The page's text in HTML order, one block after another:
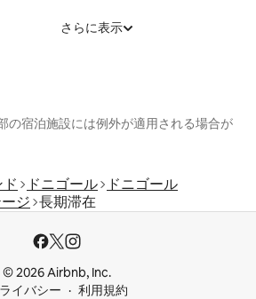
さらに表示
の宿泊施設には例外が適用される場合が
ドニゴール
ドニゴール
ジ 長期滞在
© 2026 Airbnb, Inc.
イバシー
利用規約